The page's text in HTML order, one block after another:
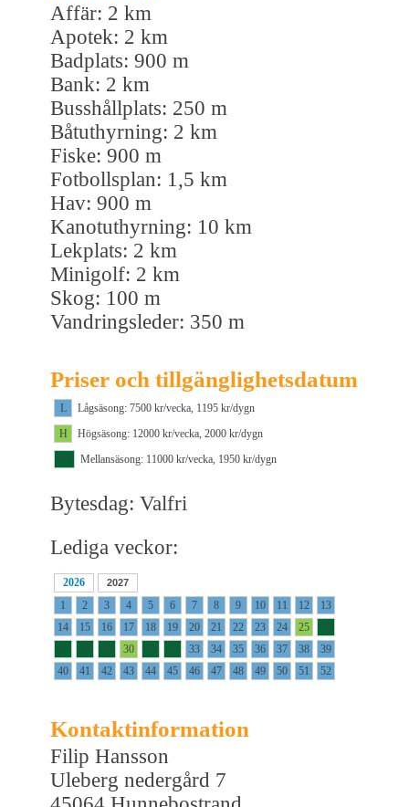
Affär: 2 km
Apotek: 2 km
Badplats: 900 m
Bank: 2 km
Busshållplats: 250 m
Båtuthyrning: 2 km
Fiske: 900 m
Fotbollsplan: 1,5 km
Hav: 900 m
Kanotuthyrning: 10 km
Lekplats: 2 km
Minigolf: 2 km
Skog: 100 m
Vandringsleder: 350 m
Priser och tillgänglighetsdatum
L
Lågsäsong: 7500 kr/vecka, 1195 kr/dygn
H
Högsäsong: 12000 kr/vecka, 2000 kr/dygn
M1
Mellansäsong: 11000 kr/vecka, 1950 kr/dygn
Bytesdag: Valfri
Lediga veckor:
2026 2027
1 2 3 4 5 6 7 8 9 10 11 12
13
14
15 16 17 18 19 20 21 22 23 24 25
26
27
28 29 30 31 32 33 34 35 36 37 38
39
40
41 42 43 44 45 46 47 48 49 50 51 52
Kontaktinformation
Filip Hansson
Uleberg nedergård 7